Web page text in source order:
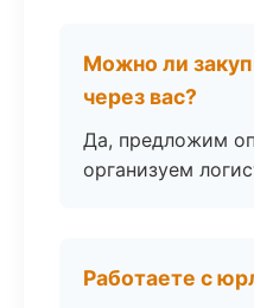
Можно ли
через вас?
Да, предложим
организуем
Работаете с